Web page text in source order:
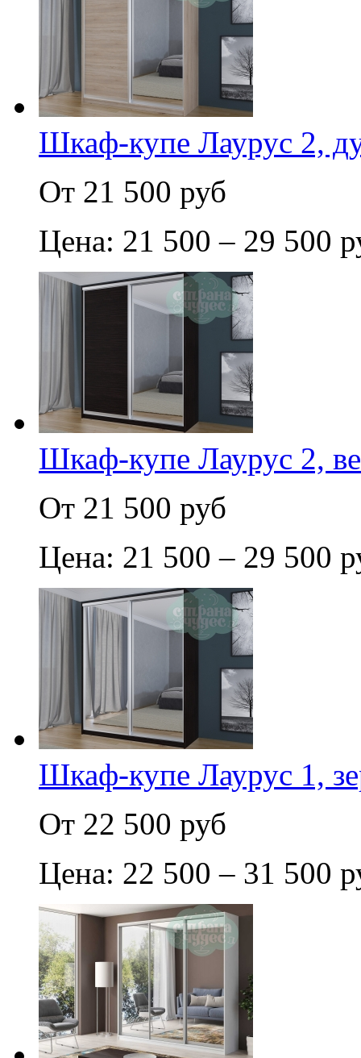
Шкаф-купе Лаурус 2,
От 21 500 руб
Цена: 21 500 – 29 500
Шкаф-купе Лаурус 2,
От 21 500 руб
Цена: 21 500 – 29 500
Шкаф-купе Лаурус 1,
От 22 500 руб
Цена: 22 500 – 31 500